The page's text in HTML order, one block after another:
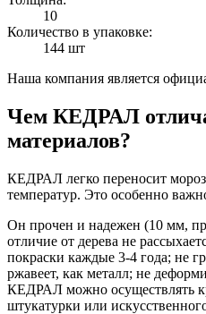
10
Количество в упаковке:
144 шт
Наша компания является
Чем КЕДРАЛ
материалов?
КЕДРАЛ легко переносит
температур. Это особенно
Он прочен и надежен (10 мм,
отличие от дерева не
покраски каждые 3-4 года; не
ржавеет, как металл; не
КЕДРАЛ можно осуществлять
штукатурки или